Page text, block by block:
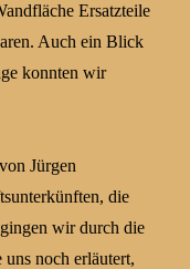
Ersatzteile
Auch ein Blick
konnten wir
Jürgen
die
wir durch die
noch erläutert,